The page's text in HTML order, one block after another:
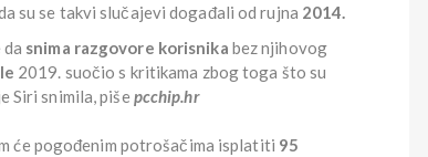
su se takvi slučajevi događali od rujna 2014.
snima razgovore korisnika bez njihovog
2019. suočio s kritikama zbog toga što su
Siri snimila, piše pcchip.hr
će pogođenim potrošačima isplatiti 95